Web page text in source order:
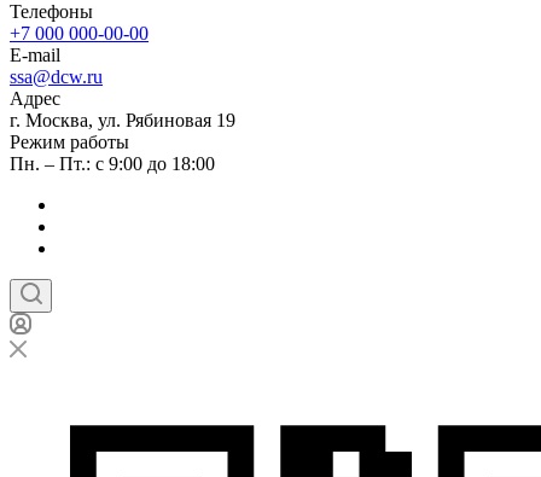
Телефоны
+7 000 000-00-00
E-mail
ssa@dcw.ru
Адрес
г. Москва, ул. Рябиновая 19
Режим работы
Пн. – Пт.: с 9:00 до 18:00